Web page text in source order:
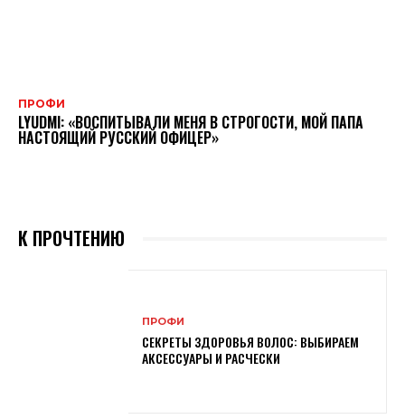
ПРОФИ
LYUDMI: «ВОСПИТЫВАЛИ МЕНЯ В СТРОГОСТИ, МОЙ ПАПА
НАСТОЯЩИЙ РУССКИЙ ОФИЦЕР»
К ПРОЧТЕНИЮ
ПРОФИ
СЕКРЕТЫ ЗДОРОВЬЯ ВОЛОС: ВЫБИРАЕМ
АКСЕССУАРЫ И РАСЧЕСКИ